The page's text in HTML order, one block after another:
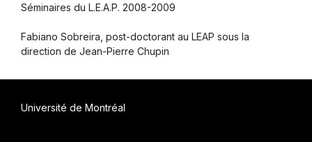
Séminaires du L.E.A.P. 2008-2009
Fabiano Sobreira, post-doctorant au LEAP sous la
direction de Jean-Pierre Chupin
Université de Montréal